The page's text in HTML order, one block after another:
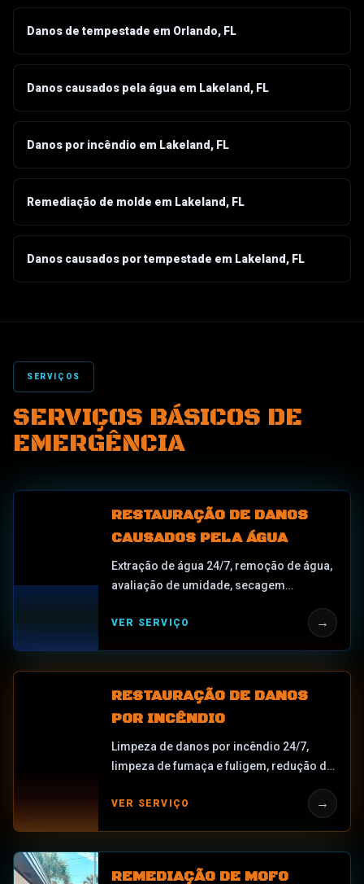
Danos de tempestade em Orlando, FL
Danos causados pela água em Lakeland, FL
Danos por incêndio em Lakeland, FL
Remediação de molde em Lakeland, FL
Danos causados por tempestade em Lakeland, FL
SERVIÇOS
SERVIÇOS BÁSICOS DE
EMERGÊNCIA
RESTAURAÇÃO DE DANOS
CAUSADOS PELA ÁGUA
Extração de água 24/7, remoção de água,
avaliação de umidade, secagem
documentação de restauração.
VER SERVIÇO →
RESTAURAÇÃO DE DANOS
POR INCÊNDIO
Limpeza de danos por incêndio 24/7,
limpeza de fumaça e fuligem, redução de
de água de combate a incêndio,
VER SERVIÇO →
REMEDIAÇÃO DE MOFO